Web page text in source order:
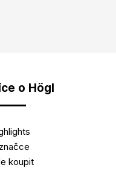
o Högl
koupit